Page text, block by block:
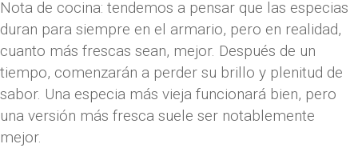
Nota de cocina: tendemos a pensar que las especias
duran para siempre en el armario, pero en realidad,
cuanto más frescas sean, mejor. Después de un
tiempo, comenzarán a perder su brillo y plenitud de
sabor. Una especia más vieja funcionará bien, pero
una versión más fresca suele ser notablemente
mejor.